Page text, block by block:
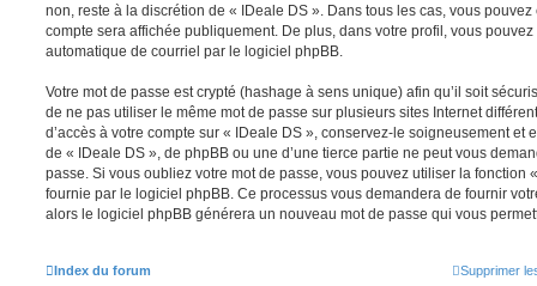
non, reste à la discrétion de « IDeale DS ». Dans tous les cas, vous
compte sera affichée publiquement. De plus, dans votre profil, vous
automatique de courriel par le logiciel phpBB.
Votre mot de passe est crypté (hashage à sens unique) afin qu’il soit
de ne pas utiliser le même mot de passe sur plusieurs sites Internet
d’accès à votre compte sur « IDeale DS », conservez-le soigneusement et
de « IDeale DS », de phpBB ou une d’une tierce partie ne peut vous
passe. Si vous oubliez votre mot de passe, vous pouvez utiliser la fonction
fournie par le logiciel phpBB. Ce processus vous demandera de fournir
alors le logiciel phpBB générera un nouveau mot de passe qui vous
Index du forum Supprimer